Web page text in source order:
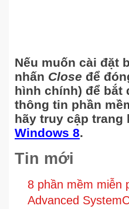
Nếu muốn cài đặt
nhấn Close để
hình chính) để bắt
thông tin phần
hãy truy cập
Windows 8.
Tin mới
8 phần mềm
Advanced